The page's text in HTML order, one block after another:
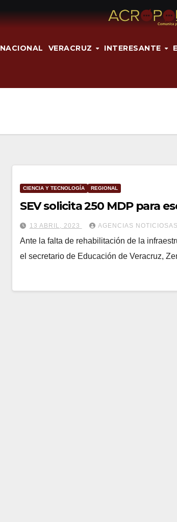
NACIONAL VERACRUZ INTERESANTE
CIENCIA Y TECNOLOGÍA REGIONAL
SEV solicita 250 MDP para
13 ABRIL, 2023 AGENCIAS NOTICIOSAS
Ante la falta de rehabilitación de la
el secretario de Educación de Veracruz,